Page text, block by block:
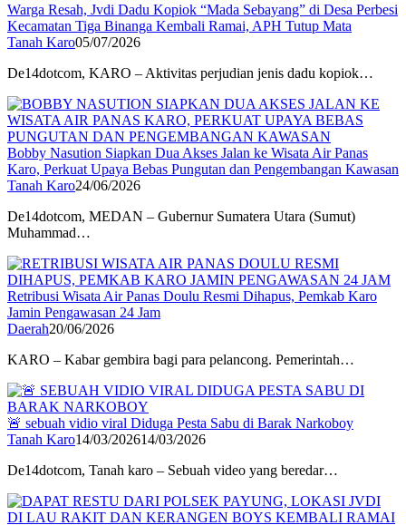
Warga Resah, Jvdi Dadu Kopiok “Mada Sebayang” di Desa Perbesi
Kecamatan Tiga Binanga Kembali Ramai, APH Tutup Mata
Tanah Karo05/07/2026
De14dotcom, KARO – Aktivitas perjudian jenis dadu kopiok…
Bobby Nasution Siapkan Dua Akses Jalan ke Wisata Air Panas
Karo, Perkuat Upaya Bebas Pungutan dan Pengembangan Kawasan
Tanah Karo24/06/2026
De14dotcom, MEDAN – Gubernur Sumatera Utara (Sumut)
Muhammad…
Retribusi Wisata Air Panas Doulu Resmi Dihapus, Pemkab Karo
Jamin Pengawasan 24 Jam
Daerah20/06/2026
KARO – Kabar gembira bagi para pelancong. Pemerintah…
🚨 sebuah vidio viral Diduga Pesta Sabu di Barak Narkoboy
Tanah Karo14/03/202614/03/2026
De14dotcom, Tanah karo – Sebuah video yang beredar…